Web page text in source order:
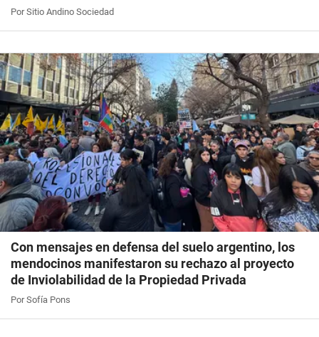
Por Sitio Andino Sociedad
Con mensajes en defensa del suelo argentino, los
mendocinos manifestaron su rechazo al proyecto
de Inviolabilidad de la Propiedad Privada
Por Sofía Pons